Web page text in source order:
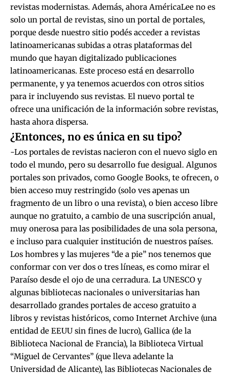
revistas modernistas. Además, ahora AméricaLee no es
solo un portal de revistas, sino un portal de portales,
porque desde nuestro sitio podés acceder a revistas
latinoamericanas subidas a otras plataformas del
mundo que hayan digitalizado publicaciones
latinoamericanas. Este proceso está en desarrollo
permanente, y ya tenemos acuerdos con otros sitios
para ir incluyendo sus revistas. El nuevo portal te
ofrece una unificación de la información sobre revistas,
hasta ahora dispersa.
¿Entonces, no es única en su tipo?
-Los portales de revistas nacieron con el nuevo siglo en
todo el mundo, pero su desarrollo fue desigual. Algunos
portales son privados, como Google Books, te ofrecen, o
bien acceso muy restringido (solo ves apenas un
fragmento de un libro o una revista), o bien acceso libre
aunque no gratuito, a cambio de una suscripción anual,
muy onerosa para las posibilidades de una sola persona,
e incluso para cualquier institución de nuestros países.
Los hombres y las mujeres “de a pie” nos tenemos que
conformar con ver dos o tres líneas, es como mirar el
Paraíso desde el ojo de una cerradura. La UNESCO y
algunas bibliotecas nacionales o universitarias han
desarrollado grandes portales de acceso gratuito a
libros y revistas históricos, como Internet Archive (una
entidad de EEUU sin fines de lucro), Gallica (de la
Biblioteca Nacional de Francia), la Biblioteca Virtual
“Miguel de Cervantes” (que lleva adelante la
Universidad de Alicante), las Bibliotecas Nacionales de